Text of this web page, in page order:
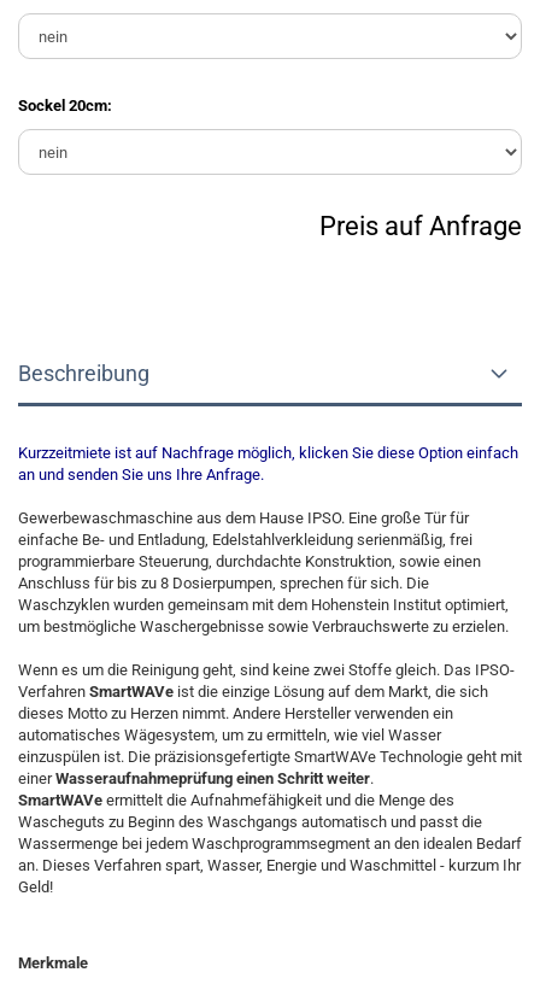
Sockel 20cm:
Preis auf Anfrage
Beschreibung
Kurzzeitmiete ist auf Nachfrage möglich, klicken Sie diese Option einfach
an und senden Sie uns Ihre Anfrage.
Gewerbewaschmaschine aus dem Hause IPSO. Eine große Tür für
einfache Be- und Entladung, Edelstahlverkleidung serienmäßig, frei
programmierbare Steuerung, durchdachte Konstruktion, sowie einen
Anschluss für bis zu 8 Dosierpumpen, sprechen für sich. Die
Waschzyklen wurden gemeinsam mit dem Hohenstein Institut optimiert,
um bestmögliche Waschergebnisse sowie Verbrauchswerte zu erzielen.
Wenn es um die Reinigung geht, sind keine zwei Stoffe gleich. Das IPSO-
Verfahren SmartWAVe ist die einzige Lösung auf dem Markt, die sich
dieses Motto zu Herzen nimmt. Andere Hersteller verwenden ein
automatisches Wägesystem, um zu ermitteln, wie viel Wasser
einzuspülen ist. Die präzisionsgefertigte SmartWAVe Technologie geht mit
einerWasseraufnahmeprüfung einen Schritt weiter.
SmartWAVe ermittelt die Aufnahmefähigkeit und die Menge des
Wascheguts zu Beginn des Waschgangs automatisch und passt die
Wassermenge bei jedem Waschprogrammsegment an den idealen Bedarf
an. Dieses Verfahren spart, Wasser, Energie und Waschmittel - kurzum Ihr
Geld!
Merkmale